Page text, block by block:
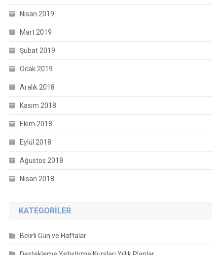
Nisan 2019
Mart 2019
Şubat 2019
Ocak 2019
Aralık 2018
Kasım 2018
Ekim 2018
Eylül 2018
Ağustos 2018
Nisan 2018
KATEGORILER
Belirli Gün ve Haftalar